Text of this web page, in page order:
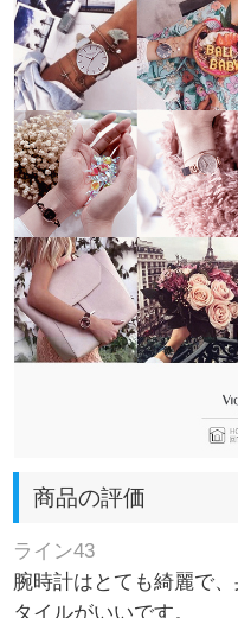
商品の評価
ライン43
腕時計はとても綺麗で
タイルがいいです。